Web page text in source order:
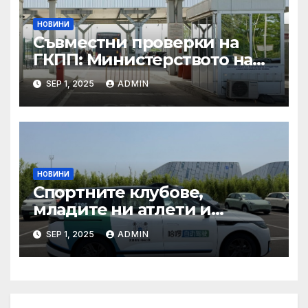
в Копенхаген
НОВИНИ
Съвместни проверки на
ГКПП: Министерството на
туризма и контролните
органи откриха нарушения
при пътувания
SEP 1, 2025 ADMIN
НОВИНИ
Спортните клубове,
младите ни атлети и
техните треньори имат
нужда от нашата подкрепа
и ние ще им я осигурим
SEP 1, 2025 ADMIN